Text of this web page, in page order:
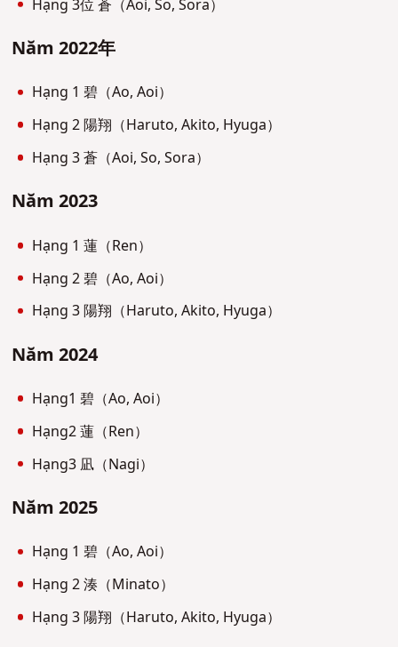
Hạng 3位 蒼（Aoi, So, Sora）
Năm 2022年
Hạng 1 碧（Ao, Aoi）
Hạng 2 陽翔（Haruto, Akito, Hyuga）
Hạng 3 蒼（Aoi, So, Sora）
Năm 2023
Hạng 1 蓮（Ren）
Hạng 2 碧（Ao, Aoi）
Hạng 3 陽翔（Haruto, Akito, Hyuga）
Năm 2024
Hạng1 碧（Ao, Aoi）
Hạng2 蓮（Ren）
Hạng3 凪（Nagi）
Năm 2025
Hạng 1 碧（Ao, Aoi）
Hạng 2 湊（Minato）
Hạng 3 陽翔（Haruto, Akito, Hyuga）